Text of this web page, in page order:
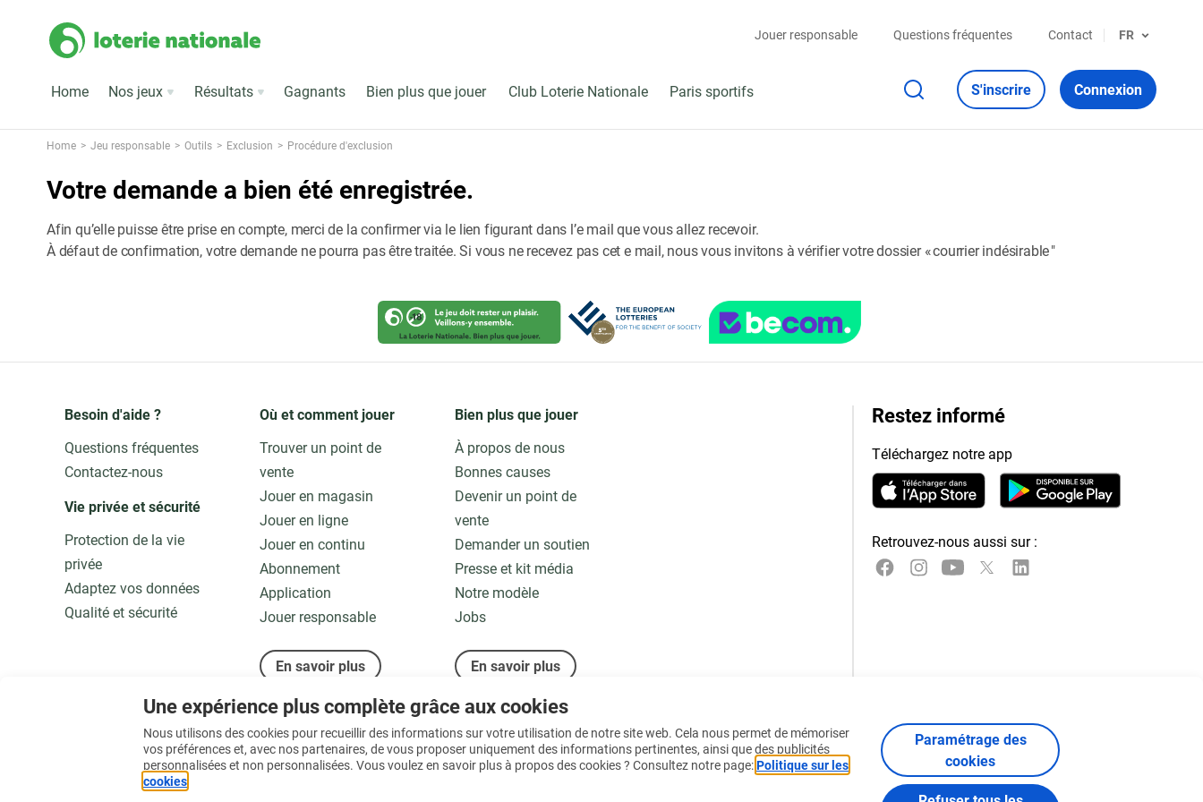
Jouer responsable Questions fréquentes Contact FR
Home Nos jeux Résultats Gagnants Bien plus que jouer Club Loterie Nationale Paris sportifs S'inscrire Connexion
Home Jeu responsable Outils Exclusion Procédure d'exclusion
Votre demande a bien été enregistrée.
Afin qu’elle puisse être prise en compte, merci de la confirmer via le lien figurant dans l’e mail que vous allez recevoir.
À défaut de confirmation, votre demande ne pourra pas être traitée. Si vous ne recevez pas cet e mail, nous vous invitons à vérifier votre dossier « courrier indésirable "
Une expérience plus complète grâce aux cookies
Nous utilisons des cookies pour recueillir des informations sur votre utilisation de notre site web. Cela nous permet de mémoriser
vos préférences et, avec nos partenaires, de vous proposer uniquement des informations pertinentes, ainsi que des publicités
personnalisées et non personnalisées. Vous voulez en savoir plus à propos des cookies ? Consultez notre page:Politique sur les
cookies
Paramétrage des
cookies
Besoin d'aide ?
Questions fréquentes
Contactez-nous
Vie privée et sécurité
Protection de la vie
privée
Adaptez vos données
Qualité et sécurité
Où et comment jouer
Trouver un point de
vente
Jouer en magasin
Jouer en ligne
Jouer en continu
Abonnement
Application
Jouer responsable
En savoir plus
Bien plus que jouer
À propos de nous
Bonnes causes
Devenir un point de
vente
Demander un soutien
Presse et kit média
Notre modèle
Jobs
En savoir plus
Restez informé
Téléchargez notre app
Retrouvez-nous aussi sur :
© 2026 Loterie Nationale Politique sur les cookies Certificats et Codes de Conduite